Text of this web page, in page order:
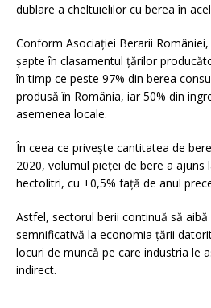
dublare a cheltuielilor cu berea în
Conform Asociației Berarii
șapte în clasamentul țărilor
în timp ce peste 97% din berea
produsă în România, iar 50% din
asemenea locale.
În ceea ce privește cantitatea de
2020, volumul pieței de bere a ajuns
hectolitri, cu +0,5% față de anul
Astfel, sectorul berii continuă să
semnificativă la economia țării
locuri de muncă pe care industria le
indirect.